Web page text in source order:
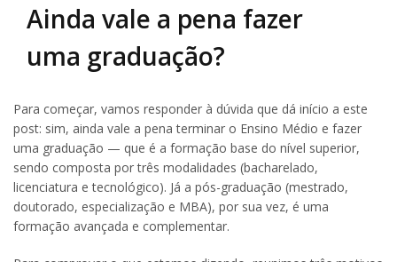
Ainda vale a pena fazer
uma graduação?
Para começar, vamos responder à dúvida que dá início a este
post: sim, ainda vale a pena terminar o Ensino Médio e fazer
uma graduação — que é a formação base do nível superior,
sendo composta por três modalidades (bacharelado,
licenciatura e tecnológico). Já a pós-graduação (mestrado,
doutorado, especialização e MBA), por sua vez, é uma
formação avançada e complementar.